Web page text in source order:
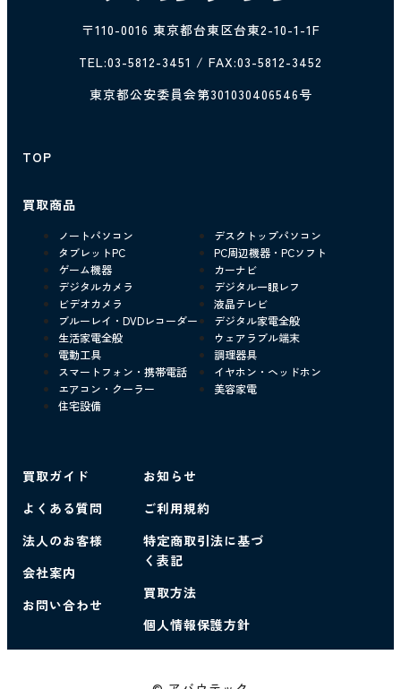
〒110-0016 東京都台東区台東2-10-1-1F
TEL:03-5812-3451 / FAX:03-5812-3452
東京都公安委員会第301030406546号
TOP
買取商品
ノートパソコン
デスクトップパソコン
タブレットPC
PC周辺機器・PCソフト
ゲーム機器
カーナビ
デジタルカメラ
デジタル一眼レフ
ビデオカメラ
液晶テレビ
ブルーレイ・DVDレコーダー
デジタル家電全般
生活家電全般
ウェアラブル端末
電動工具
調理器具
スマートフォン・携帯電話
イヤホン・ヘッドホン
エアコン・クーラー
美容家電
住宅設備
買取ガイド
よくある質問
法人のお客様
会社案内
お問い合わせ
お知らせ
ご利用規約
特定商取引法に基づ
く表記
買取方法
個人情報保護方針